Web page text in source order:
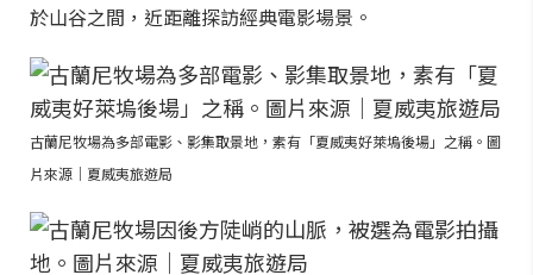
於山谷之間，近距離探訪經典電影場景。
古蘭尼牧場為多部電影、影集取景地，素有「夏威夷好萊塢後場」之稱。圖
片來源｜夏威夷旅遊局